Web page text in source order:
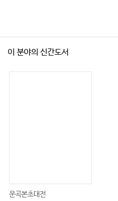
이 분야의 신간도서
운곡본초대전